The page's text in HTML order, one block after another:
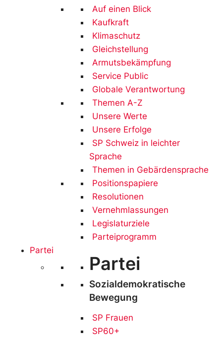
Auf einen Blick
Kaufkraft
Klimaschutz
Gleichstellung
Armutsbekämpfung
Service Public
Globale Verantwortung
Themen A-Z
Unsere Werte
Unsere Erfolge
SP Schweiz in leichter
Sprache
Themen in Gebärdensprache
Positionspapiere
Resolutionen
Vernehmlassungen
Legislaturziele
Parteiprogramm
Partei
Partei
Sozialdemokratische
Bewegung
SP Frauen
SP60+